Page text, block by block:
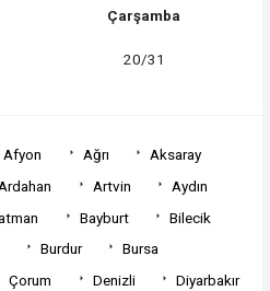
Çarşamba
20/31
Afyon Ağrı
Aksaray
Ardahan Artvin
Aydın
Bayburt
Bilecik
Burdur
Bursa
Çorum Denizli
Diyarbakır